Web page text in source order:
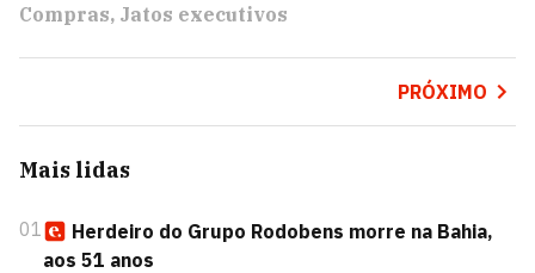
Compras Jatos executivos
PRÓXIMO
Mais lidas
01
Herdeiro do Grupo Rodobens morre na Bahia,
aos 51 anos